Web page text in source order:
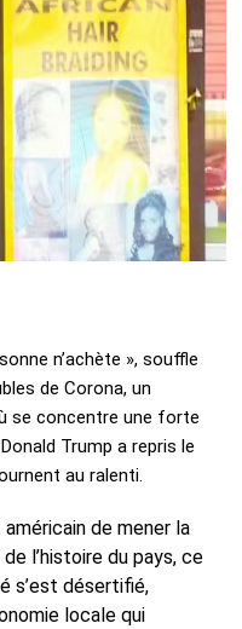
n’achète », souffle
de Corona, un
se concentre une forte
Trump a repris le
au ralenti.
de mener la
l’histoire du pays, ce
s’est désertifié,
locale qui